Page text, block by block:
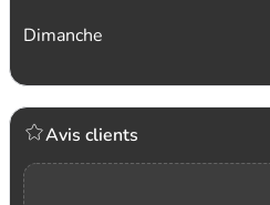
Dimanche
Avis clients